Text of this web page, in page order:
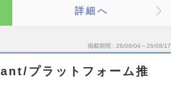
詳細へ
掲載期間 26/08/04～26/08/17
プラットフォーム推